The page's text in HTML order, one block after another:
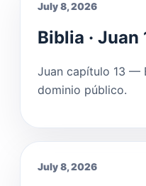
July 8, 2026
Biblia · Juan
Juan capítulo 13 —
dominio público.
July 8, 2026